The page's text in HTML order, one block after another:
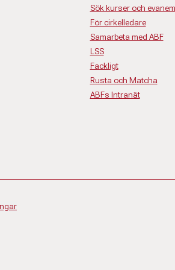
Sök kurser och
För cirkelledare
Samarbeta med ABF
LSS
Fackligt
Rusta och Matcha
ABFs Intranät